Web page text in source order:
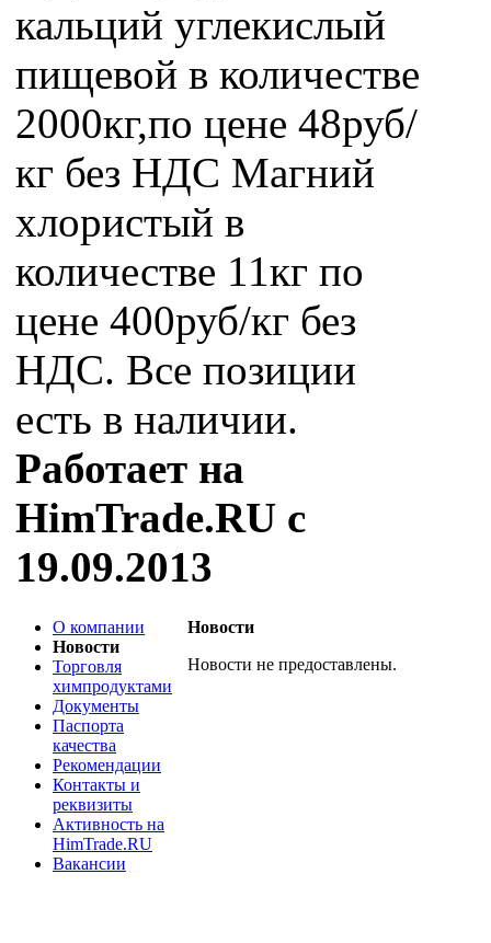
кальций углекислый
пищевой в количестве
2000кг,по цене 48руб/
кг без НДС Магний
хлористый в
количестве 11кг по
цене 400руб/кг без
НДС. Все позиции
есть в наличии.
Работает на
HimTrade.RU с
19.09.2013
О компании
Новости
Торговля
химпродуктами
Документы
Паспорта
качества
Рекомендации
Контакты и
реквизиты
Активность на
HimTrade.RU
Вакансии
Новости
Новости не предоставлены.